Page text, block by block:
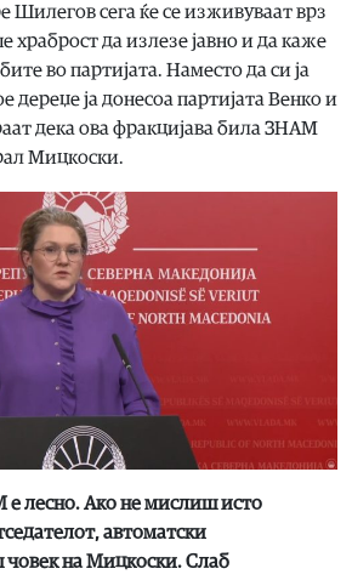
Шилегов сега ќе се изживуваат врз
храброст да излезе јавно и да каже
во партијата. Наместо да си ја
дереџе ја донесоа партијата Венко и
дека ова фракцијава била ЗНАМ
Мицкоски.
е лесно. Ако не мислиш исто
автоматски
човек на Мицкоски. Слаб